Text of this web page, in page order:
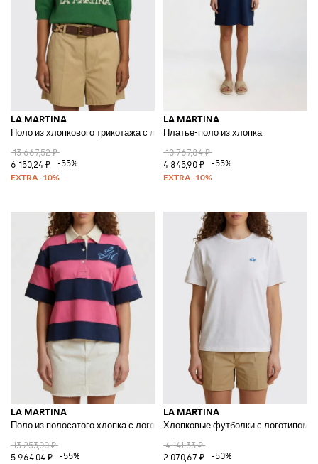
LA MARTINA
Поло из хлопкового трикотажа с логотипом
13 667,52 ₽
6 150,24 ₽
-55%
LA MARTINA
Платье-поло из хлопка
10 767,84 ₽
4 845,90 ₽
-55%
LA MARTINA
Поло из полосатого хлопка с логотипом
13 253,00 ₽
5 964,04 ₽
-55%
LA MARTINA
Хлопковые футболки с логотипом
4 141,33 ₽
2 070,67 ₽
-50%